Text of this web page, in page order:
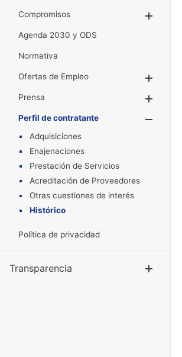
Compromisos
Agenda 2030 y ODS
Normativa
Ofertas de Empleo
Prensa
Perfil de contratante
Adquisiciones
Enajenaciones
Prestación de Servicios
Acreditación de Proveedores
Otras cuestiones de interés
Histórico
Política de privacidad
Transparencia